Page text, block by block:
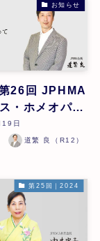
お知らせ
26回 JPHMA
・ホメオパシ
開催にあた
回
日
道繁 良（R12）
第25回｜2024